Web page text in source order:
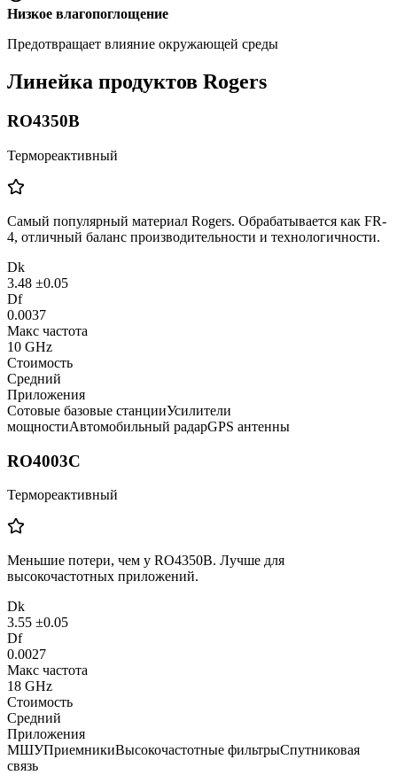
Низкое влагопоглощение
Предотвращает влияние окружающей среды
Линейка продуктов Rogers
RO4350B
Термореактивный
Самый популярный материал Rogers. Обрабатывается как FR-
4, отличный баланс производительности и технологичности.
Dk
3.48 ±0.05
Df
0.0037
Макс частота
10 GHz
Стоимость
Средний
Приложения
Сотовые базовые станцииУсилители
мощностиАвтомобильный радарGPS антенны
RO4003C
Термореактивный
Меньшие потери, чем у RO4350B. Лучше для
высокочастотных приложений.
Dk
3.55 ±0.05
Df
0.0027
Макс частота
18 GHz
Стоимость
Средний
Приложения
МШУПриемникиВысокочастотные фильтрыСпутниковая
связь